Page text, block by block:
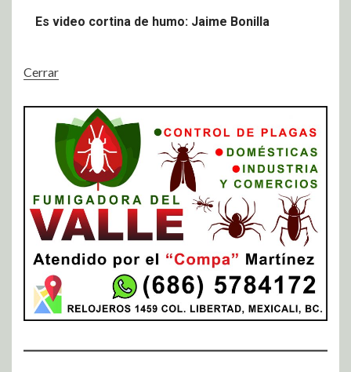
Es video cortina de humo: Jaime Bonilla
Cerrar